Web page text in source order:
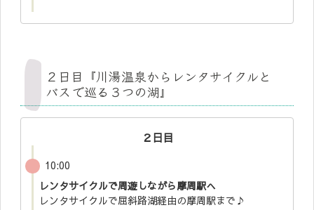
２日目『川湯温泉からレンタサイクルと
バスで巡る３つの湖』
２日目
10:00
レンタサイクルで周遊しながら摩周駅へ
レンタサイクルで屈斜路湖経由の摩周駅まで♪